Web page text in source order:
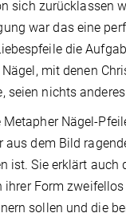
sich zurücklassen
war das eine
die
mit denen
seien nichts
Metapher Nägel-
aus dem Bild
ist. Sie erklärt auch
ihrer Form
sollen und die